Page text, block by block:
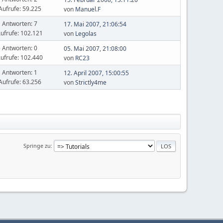
59.225
von Manuel.F
Antworten: 7
102.121
17. Mai 2007, 21:06:54
von Legolas
Antworten: 0
102.440
05. Mai 2007, 21:08:00
von RC23
Antworten: 1
63.256
12. April 2007, 15:00:55
vonStrictly4me
Springe zu